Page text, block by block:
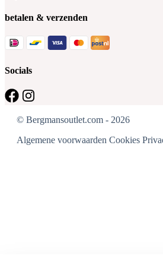
betalen & verzenden
Socials
© Bergmansoutlet.com - 2026
Algemene voorwaarden Cookies